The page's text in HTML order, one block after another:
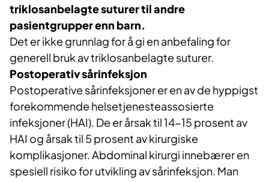
triklosanbelagte suturer til andre
pasientgrupper enn barn.
Det er ikke grunnlag for å gi en anbefaling for
generell bruk av triklosanbelagte suturer.
Postoperativ sårinfeksjon
Postoperative sårinfeksjoner er en av de hyppigst
forekommende helsetjenesteassosierte
infeksjoner (HAI). De er årsak til 14-15 prosent av
HAI og årsak til 5 prosent av kirurgiske
komplikasjoner. Abdominal kirurgi innebærer en
spesiell risiko for utvikling av sårinfeksjon. Man